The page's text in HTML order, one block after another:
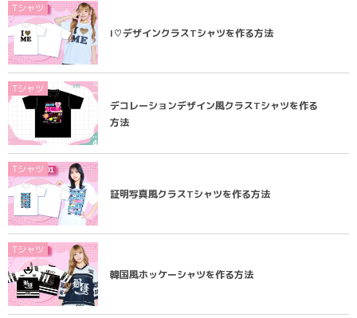
Tシャツ
I♡デザインクラスTシャツを作る方法
Tシャツ
デコレーションデザイン風クラスTシャツを作る
方法
Tシャツ
証明写真風クラスTシャツを作る方法
Tシャツ
韓国風ホッケーシャツを作る方法